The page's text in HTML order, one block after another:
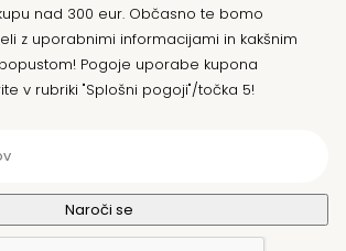
nad 300 eur. Občasno te bomo
z uporabnimi informacijami in kakšnim
Pogoje uporabe kupona
v rubriki "Splošni pogoji"/točka 5!